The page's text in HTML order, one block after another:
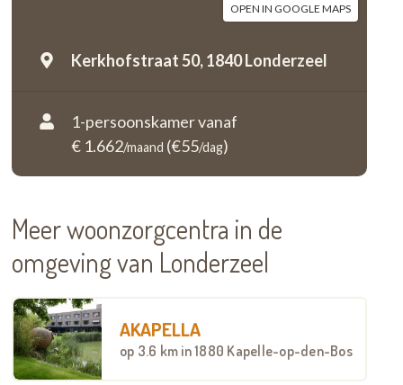
OPEN IN GOOGLE MAPS
Kerkhofstraat 50,1840 Londerzeel
1-persoonskamer vanaf
€ 1.662/maand (€55/dag)
Meer woonzorgcentra in de
omgeving van Londerzeel
AKAPELLA
op 3.6 km in 1880 Kapelle-op-den-Bos